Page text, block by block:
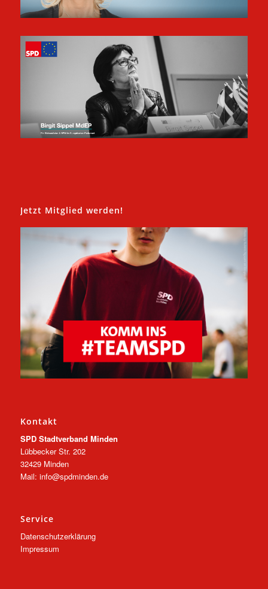
Jetzt Mitglied werden!
Kontakt
SPD Stadtverband Minden
Lübbecker Str. 202
32429 Minden
Mail: info@spdminden.de
Service
Datenschutzerklärung
Impressum